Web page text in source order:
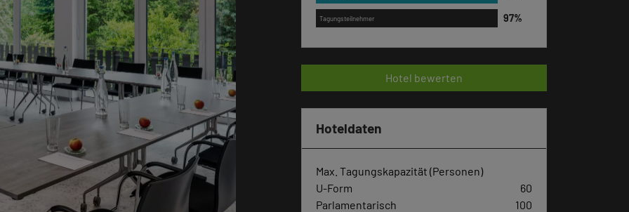
Tagungsteilnehmer
Hotel bewerten
Hoteldaten
Max. Tagungskapazität (Personen)
U-Form
60
Parlamentarisch
100